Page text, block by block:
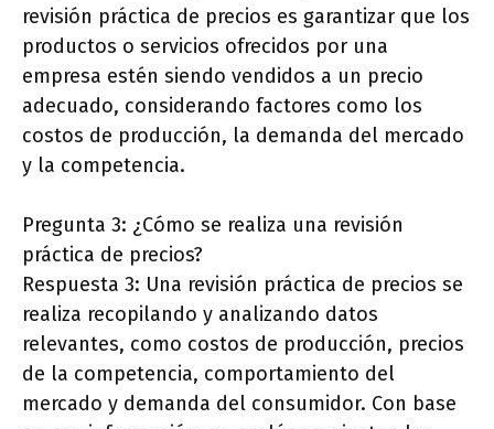
revisión práctica de precios es garantizar que los
productos o servicios ofrecidos por una
empresa estén siendo vendidos a un precio
adecuado, considerando factores como los
costos de producción, la demanda del mercado
y la competencia.
Pregunta 3: ¿Cómo se realiza una revisión
práctica de precios?
Respuesta 3: Una revisión práctica de precios se
realiza recopilando y analizando datos
relevantes, como costos de producción, precios
de la competencia, comportamiento del
mercado y demanda del consumidor. Con base